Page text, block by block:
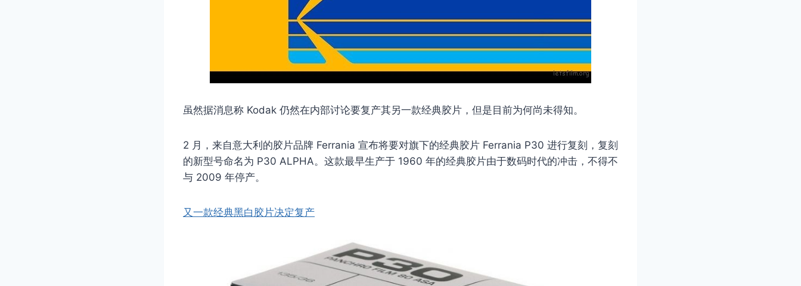
虽然据消息称 Kodak 仍然在内部讨论要复产其另一款经典胶片，但是目前为何尚未得知。
2 月，来自意大利的胶片品牌 Ferrania 宣布将要对旗下的经典胶片 Ferrania P30 进行复刻，复刻
的新型号命名为 P30 ALPHA。这款最早生产于 1960 年的经典胶片由于数码时代的冲击，不得不
与 2009 年停产。
又一款经典黑白胶片决定复产